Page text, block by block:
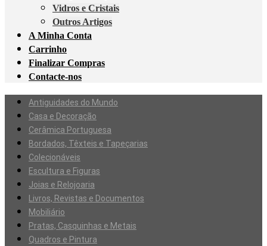
Vidros e Cristais
Outros Artigos
A Minha Conta
Carrinho
Finalizar Compras
Contacte-nos
Antiguidades do Mundo
Casa e Decoração
Cerâmica Portuguesa
Bordados, Têxteis e Tapeçarias
Colecionáveis
Escultura e Figuras
Joias e Relojoaria
Livros, Revistas e Documentos
Mobiliário
Pratas, Casquinhas e Metais
Quadros e Pintura